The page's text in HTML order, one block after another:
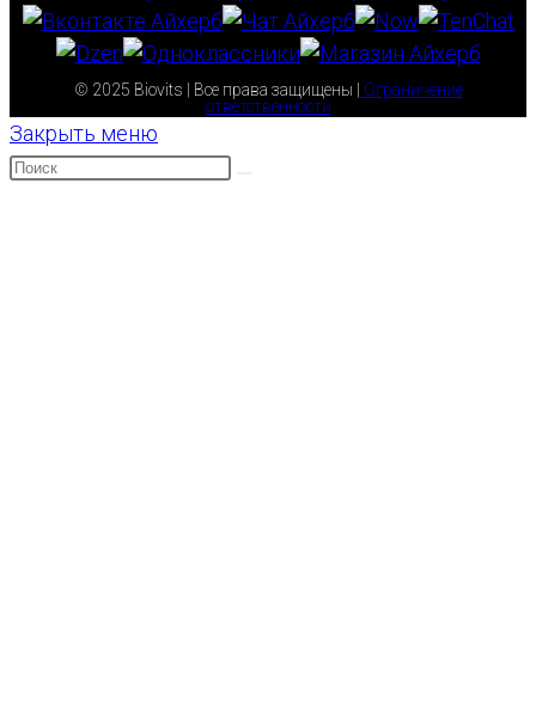
© 2025 Biovits | Все права защищены |
Ограничение
ответственности
Закрыть меню